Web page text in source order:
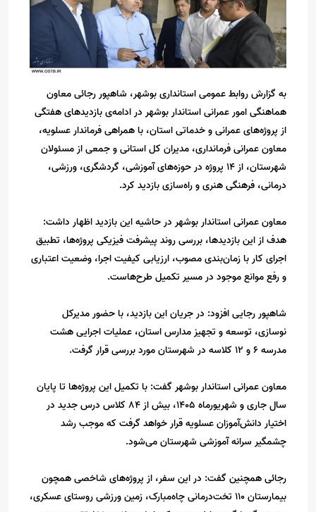
به گزارش روابط عمومی استانداری بوشهر، شاهپور رجائی معاون
هماهنگی امور عمرانی استاندار بوشهر در ادامه‌ی بازدیدهای هفتگی
از پروژه‌های عمرانی و خدماتی استان، با همراهی فرماندار عسلویه،
معاون عمرانی فرمانداری، مدیران کل استانی و جمعی از مسئولان
شهرستان، از ۱۴ پروژه در حوزه‌های آموزشی، گردشگری، ورزشی،
درمانی، فرهنگی هنری و راه‌سازی بازدید کرد.
معاون عمرانی استاندار بوشهر در حاشیه این بازدید اظهار داشت:
هدف از این بازدیدها، بررسی روند پیشرفت فیزیکی پروژه‌ها، تطبیق
اجرای کار با زمان‌بندی مصوب، ارزیابی کیفیت اجرا، وضعیت اعتباری
و رفع موانع موجود در مسیر تکمیل طرح‌هاست.
شاهپور رجایی افزود: در جریان این بازدید، با حضور مدیرکل
نوسازی، توسعه و تجهیز مدارس استان، عملیات اجرایی هشت
مدرسه ۶ و ۱۲ کلاسه در شهرستان مورد بررسی قرار گرفت.
معاون عمرانی استاندار بوشهر گفت: با تکمیل این پروژه‌ها تا پایان
سال جاری و شهریورماه ۱۴۰۵، بیش از ۸۴ کلاس درس جدید در
اختیار دانش‌آموزان عسلویه قرار خواهد گرفت که موجب رشد
چشمگیر سرانه آموزشی شهرستان می‌شود.
رجائی همچنین گفت: در این سفر، از پروژه‌های شاخصی همچون
بیمارستان ۱۱۰ تخت‌درمانی چاه‌مبارک، زمین ورزشی روستای عسکری،